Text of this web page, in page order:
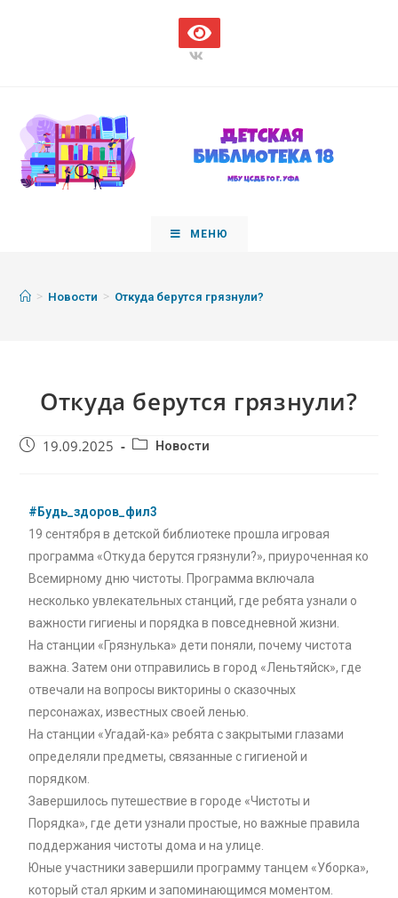
МЕНЮ
> Новости > Откуда берутся грязнули?
Откуда берутся грязнули?
19.09.2025 Новости
#Будь_здоров_фил3
19 сентября в детской библиотеке прошла игровая
программа «Откуда берутся грязнули?», приуроченная ко
Всемирному дню чистоты. Программа включала
несколько увлекательных станций, где ребята узнали о
важности гигиены и порядка в повседневной жизни.
На станции «Грязнулька» дети поняли, почему чистота
важна. Затем они отправились в город «Леньтяйск», где
отвечали на вопросы викторины о сказочных
персонажах, известных своей ленью.
На станции «Угадай-ка» ребята с закрытыми глазами
определяли предметы, связанные с гигиеной и
порядком.
Завершилось путешествие в городе «Чистоты и
Порядка», где дети узнали простые, но важные правила
поддержания чистоты дома и на улице.
Юные участники завершили программу танцем «Уборка»,
который стал ярким и запоминающимся моментом.